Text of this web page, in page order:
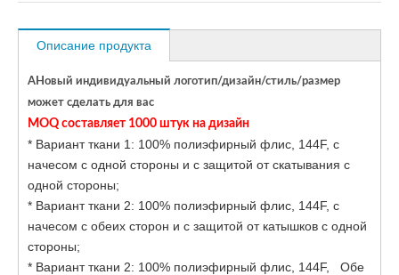
Описание продукта
AНовый индивидуальный логотип/дизайн/стиль/размер
может сделать для вас
MOQ составляет 1000 штук на дизайн
* Вариант ткани 1: 100% полиэфирный флис, 144F, с
начесом с одной стороны и с защитой от скатывания с
одной стороны;
* Вариант ткани 2: 100% полиэфирный флис, 144F, с
начесом с обеих сторон и с защитой от катышков с одной
стороны;
* Вариант ткани 2: 100% полиэфирный флис, 144F, Обе